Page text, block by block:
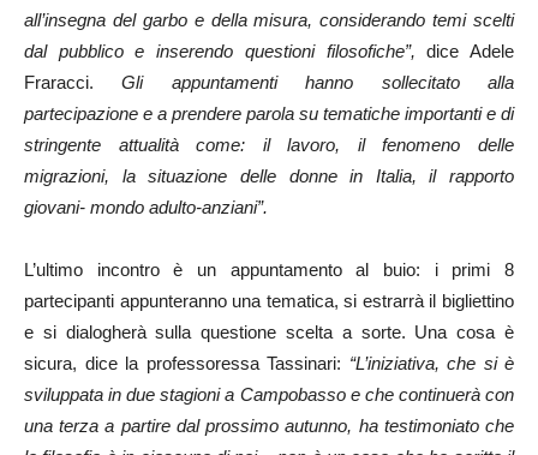
all’insegna del garbo e della misura, considerando temi scelti
dal pubblico e inserendo questioni filosofiche”,dice Adele
Fraracci. Gli appuntamenti hanno sollecitato alla
partecipazione e a prendere parola su tematiche importanti e di
stringente attualità come: il lavoro, il fenomeno delle
migrazioni, la situazione delle donne in Italia, il rapporto
giovani- mondo adulto-anziani”.
L’ultimo incontro è un appuntamento al buio: i primi 8
partecipanti appunteranno una tematica, si estrarrà il bigliettino
e si dialogherà sulla questione scelta a sorte. Una cosa è
sicura, dice la professoressa Tassinari: “L’iniziativa, che si è
sviluppata in due stagioni a Campobasso e che continuerà con
una terza a partire dal prossimo autunno, ha testimoniato che